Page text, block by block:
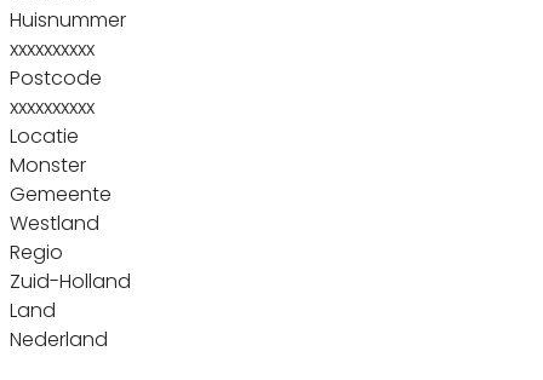
Huisnummer
xxxxxxxxxx
Postcode
xxxxxxxxxx
Locatie
Monster
Gemeente
Westland
Regio
Zuid-Holland
Land
Nederland